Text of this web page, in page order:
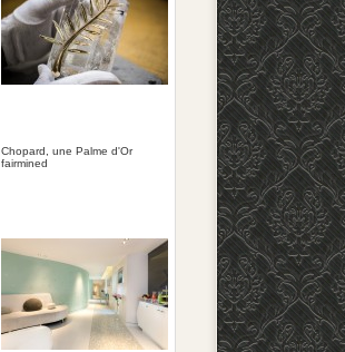
Chopard, une Palme d'Or
fairmined